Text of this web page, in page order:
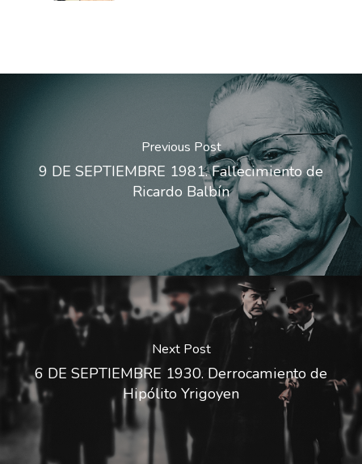
Previous Post
9 DE SEPTIEMBRE 1981. Fallecimiento de
Ricardo Balbín
Next Post
6 DE SEPTIEMBRE 1930. Derrocamiento de
Hipólito Yrigoyen